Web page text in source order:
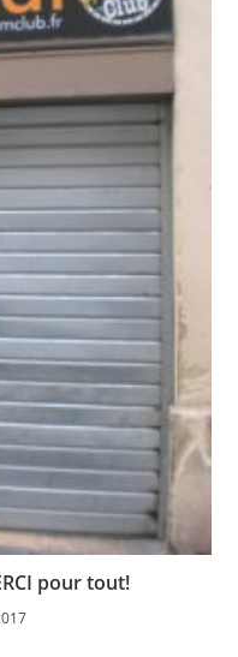
pour tout!